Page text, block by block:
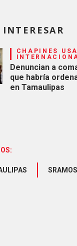
CHAPINES
Denuncian a
que habría
en Tamaulipas
SRAMOS